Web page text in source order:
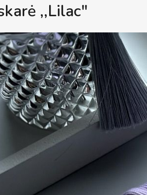
,,Lilac"